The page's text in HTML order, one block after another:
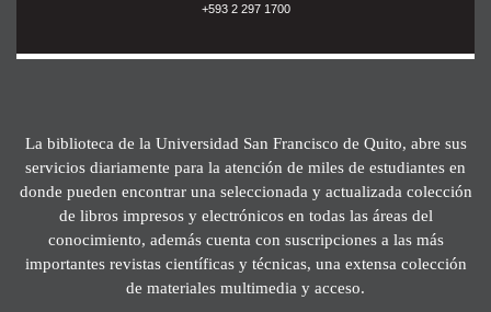
+593 2 297 1700
La biblioteca de la Universidad San Francisco de Quito, abre sus
servicios diariamente para la atención de miles de estudiantes en
donde pueden encontrar una seleccionada y actualizada colección
de libros impresos y electrónicos en todas las áreas del
conocimiento, además cuenta con suscripciones a las más
importantes revistas científicas y técnicas, una extensa colección
de materiales multimedia y acceso.